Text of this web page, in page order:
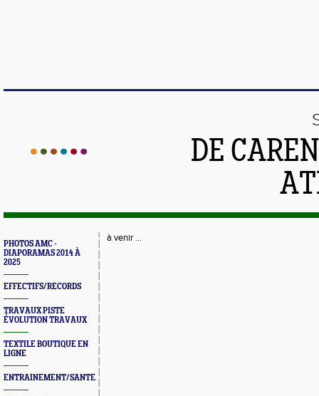
DE
PHOTOS AMC -
DIAPORAMAS 2014 À
2025
EFFECTIFS/RECORDS
TRAVAUX PISTE
ÉVOLUTION TRAVAUX
TEXTILE BOUTIQUE EN
LIGNE
ENTRAINEMENT/SANTE/JURYS/FORMATIONS
à venir ...